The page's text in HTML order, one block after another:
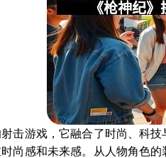
射击游戏，它融合了时尚、科
尚感和未来感。从人物角色